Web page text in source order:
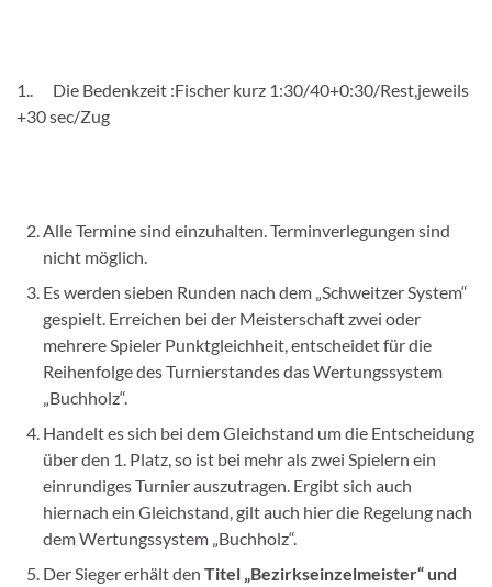
1.. Die Bedenkzeit :Fischer kurz 1:30/40+0:30/Rest,jeweils
+30 sec/Zug
Alle Termine sind einzuhalten. Terminverlegungen sind
nicht möglich.
Es werden sieben Runden nach dem „Schweitzer System“
gespielt. Erreichen bei der Meisterschaft zwei oder
mehrere Spieler Punktgleichheit, entscheidet für die
Reihenfolge des Turnierstandes das Wertungssystem
„Buchholz“.
Handelt es sich bei dem Gleichstand um die Entscheidung
über den 1. Platz, so ist bei mehr als zwei Spielern ein
einrundiges Turnier auszutragen. Ergibt sich auch
hiernach ein Gleichstand, gilt auch hier die Regelung nach
dem Wertungssystem „Buchholz“.
Der Sieger erhält den Titel „Bezirkseinzelmeister“ und